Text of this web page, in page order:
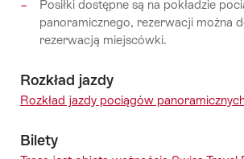
Posiłki dostępne są na pokładzie
panoramicznego, rezerwacji można
rezerwacją miejscówki.
Rozkład jazdy
Rozkład jazdy pociągów
Bilety